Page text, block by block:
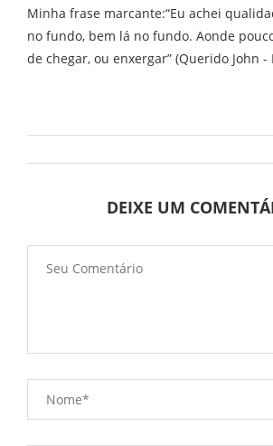
Minha frase marcante:“Eu achei
no fundo, bem lá no fundo. Aonde
de chegar, ou enxergar” (Querido John -
DEIXE UM